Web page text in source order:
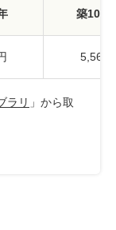
築10～
5,569
ラリ 」から取